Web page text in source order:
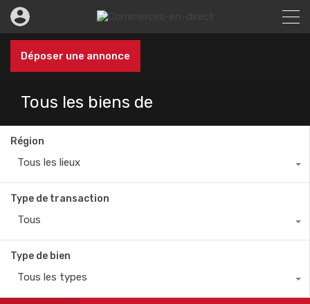
Déposer une annonce
Tous les biens de
Région
Tous les lieux
Type de transaction
Tous
Type de bien
Tous les types